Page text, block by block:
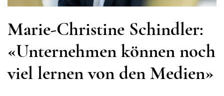
Marie-Christine Schindler:
«Unternehmen können noch
viel lernen von den Medien»